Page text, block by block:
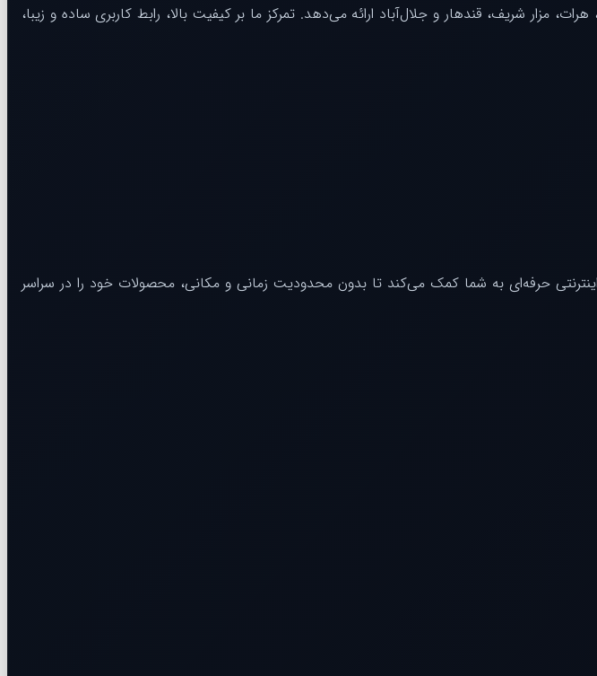
شریف، قندهار و جلال‌آباد ارائه می‌دهد. تمرکز ما بر کیفیت بالا، رابط کاربری ساده و زیبا،
حرفه‌ای به شما کمک می‌کند تا بدون محدودیت زمانی و مکانی، محصولات خود را در سراسر